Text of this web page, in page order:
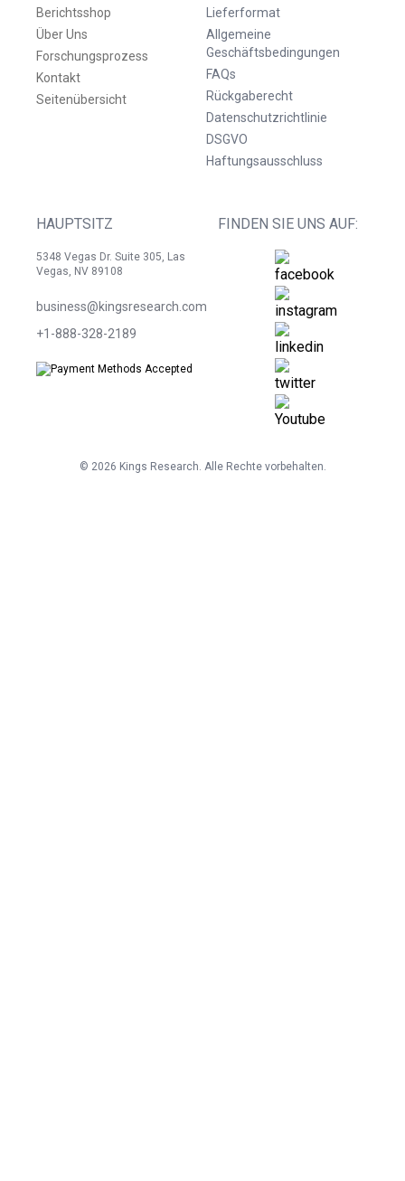
Berichtsshop
Über Uns
Forschungsprozess
Kontakt
Seitenübersicht
Lieferformat
Allgemeine
Geschäftsbedingungen
FAQs
Rückgaberecht
Datenschutzrichtlinie
DSGVO
Haftungsausschluss
HAUPTSITZ
5348 Vegas Dr. Suite 305, Las
Vegas, NV 89108
business@kingsresearch.com
+1-888-328-2189
FINDEN SIE UNS AUF:
© 2026 Kings Research. Alle Rechte vorbehalten.